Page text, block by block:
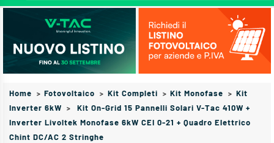
Home Fotovoltaico Kit Completi Kit Monofase
Kit
Inverter 6kW
Kit On-Grid 15 Pannelli Solari V-Tac 410W +
Inverter Livoltek Monofase 6kW CEI 0-21 + Quadro Elettrico
Chint DC/AC 2 Stringhe